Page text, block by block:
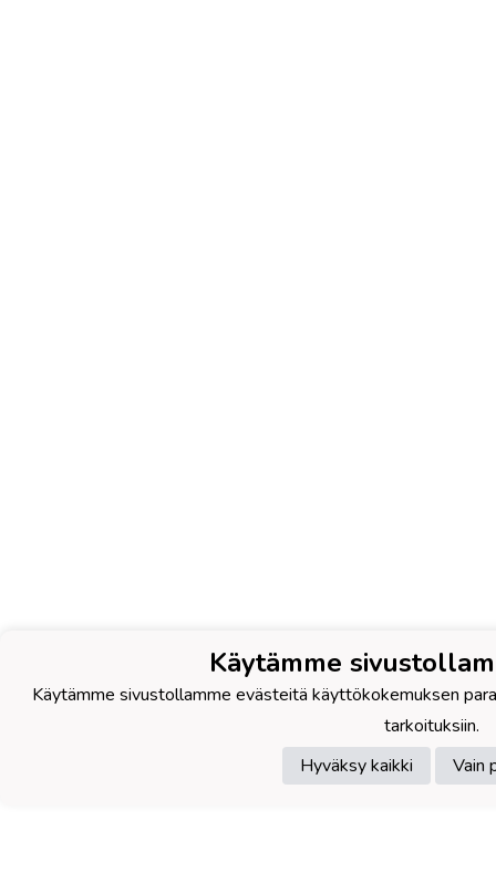
Käytämme
Käytämme sivustollamme evästeitä käyttökokemuksen
tarkoituksiin.
Hyväksy kaikki
Vain